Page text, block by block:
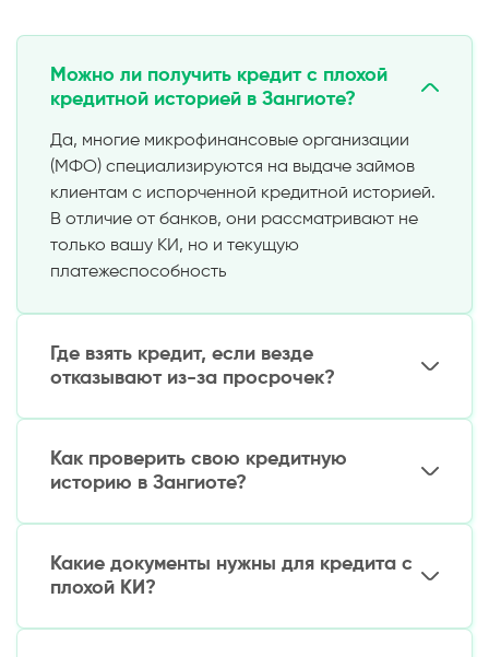
Можно ли получить кредит с плохой
кредитной историей в Зангиоте?
Да, многие микрофинансовые организации
(МФО) специализируются на выдаче займов
клиентам с испорченной кредитной историей.
В отличие от банков, они рассматривают не
только вашу КИ, но и текущую
платежеспособность
Где взять кредит, если везде
отказывают из-за просрочек?
Попробуйте обратиться в МФО, которые
Также можно рассмотреть:
Залоговые кредиты (под технику,
Рефинансирование существующих долгов
Как проверить свою кредитную
историю в Зангиоте?
Это можно сделать через Центральный банк
Потребуется паспорт и ИНН.
Какие документы нужны для кредита с
плохой КИ?
Обычно требуется только: